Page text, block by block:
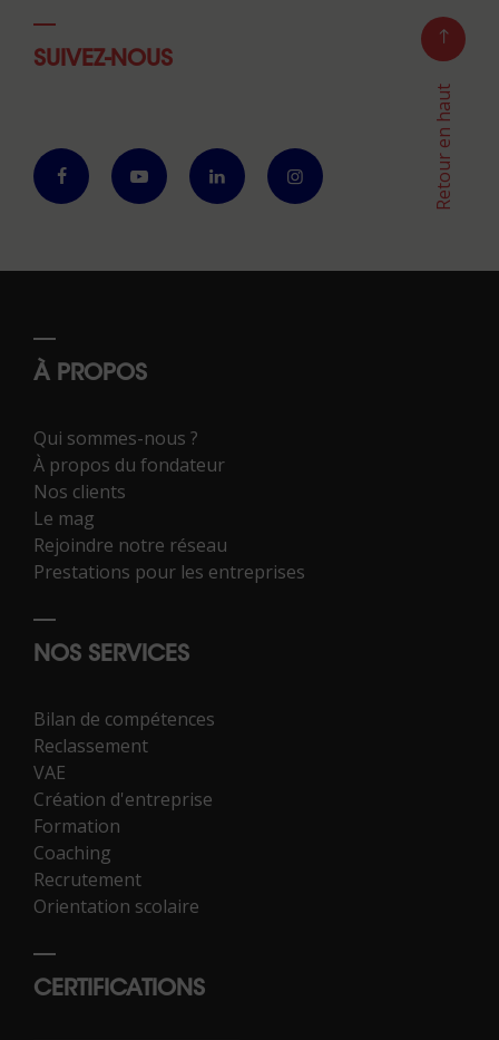
SUIVEZ-NOUS
Retour en haut
À PROPOS
Qui sommes-nous ?
À propos du fondateur
Nos clients
Le mag
Rejoindre notre réseau
Prestations pour les entreprises
NOS SERVICES
Bilan de compétences
Reclassement
VAE
Création d'entreprise
Formation
Coaching
Recrutement
Orientation scolaire
CERTIFICATIONS